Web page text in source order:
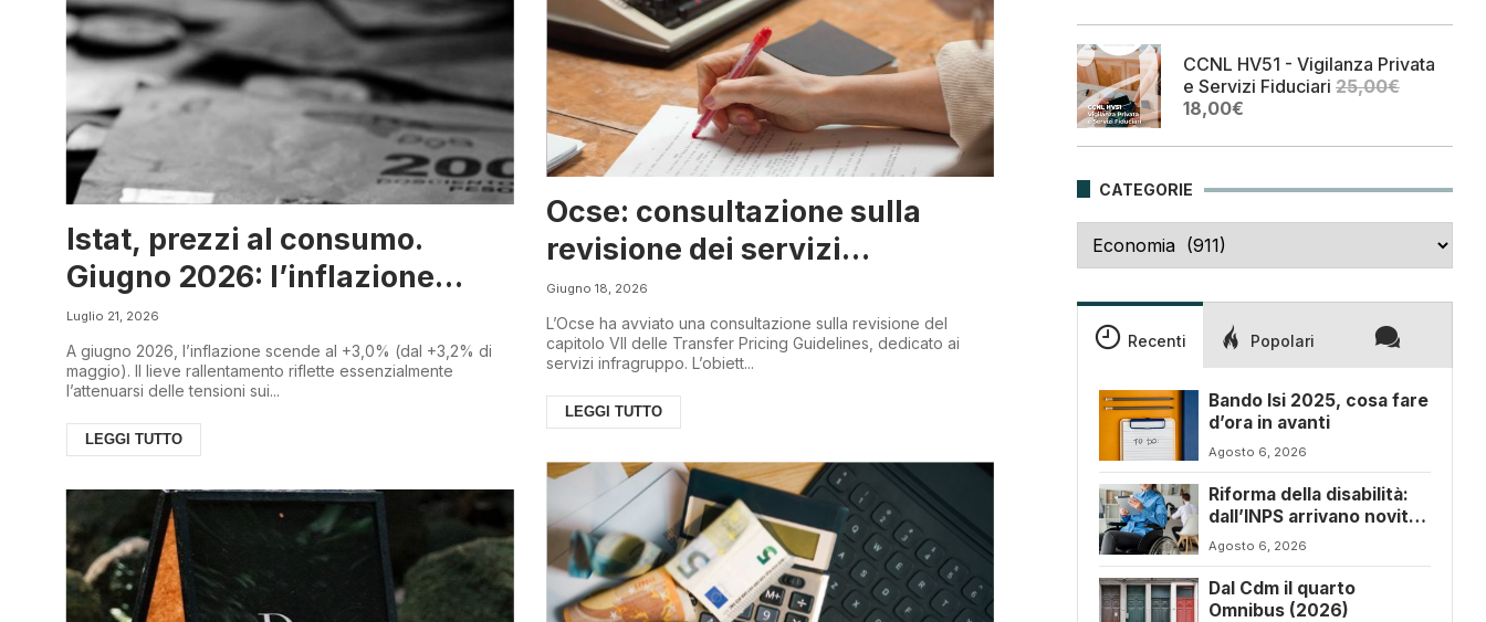
Istat, prezzi al consumo.
Giugno 2026: l’inflazione
scende
Luglio 21, 2026
A giugno 2026, l’inflazione scende al +3,0% (dal +3,2% di
maggio). Il lieve rallentamento riflette essenzialmente
l’attenuarsi delle tensioni sui...
LEGGI TUTTO
Ocse: consultazione sulla
revisione dei servizi
infragruppo
Giugno 18, 2026
L’Ocse ha avviato una consultazione sulla revisione del
capitolo VII delle Transfer Pricing Guidelines, dedicato ai
servizi infragruppo. L’obiett...
LEGGI TUTTO
originale
25,00€.
attuale
18,00€.
CCNL HV51 - Vigilanza Privata
e Servizi Fiduciari 25,00€
Il
originale
25,00€.
18,00€Il
attuale
18,00€.
CATEGORIE
Recenti Popolari
Bando Isi 2025, cosa fare
d’ora in avanti
Agosto 6, 2026
Riforma della disabilità:
dall’INPS arrivano novità
sul progetto di vita
Agosto 6, 2026
Dal Cdm il quarto
Omnibus (2026)